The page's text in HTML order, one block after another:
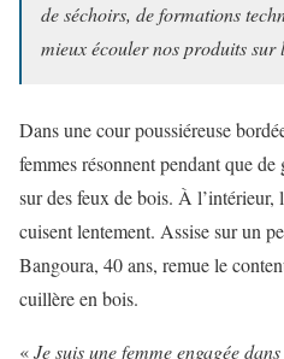
de séchoirs, de formations
mieux écouler nos produits sur
Dans une cour poussiéreuse
femmes résonnent pendant que
sur des feux de bois. À
cuisent lentement. Assise sur un
Bangoura, 40 ans, remue le
cuillère en bois.
«Je suis une femme engagée